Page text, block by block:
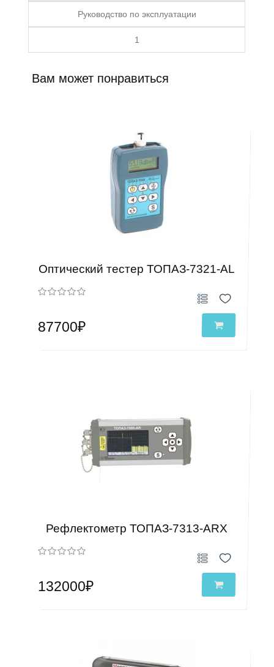
Руководство по эксплуатации
1
Вам может понравиться
Оптический тестер ТОПАЗ-7321-АL
87700₽
Рефлектометр ТОПАЗ-7313-ARX
132000₽